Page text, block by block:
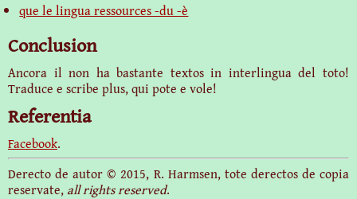
que le lingua ressources -du -è
Conclusion
Ancora il non ha bastante textos in interlingua del toto!
Traduce e scribe plus, qui pote e vole!
Referentia
Facebook.
Derecto de autor © 2015, R. Harmsen, tote derectos de copia
reservate, all rights reserved.